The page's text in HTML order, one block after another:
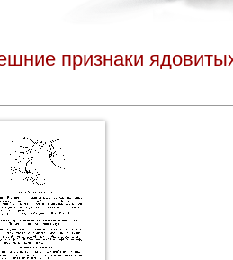
признаки